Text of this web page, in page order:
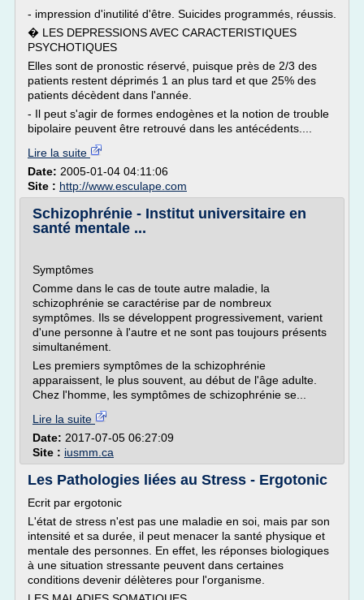
- impression d'inutilité d'être. Suicides programmés, réussis.
� LES DEPRESSIONS AVEC CARACTERISTIQUES
PSYCHOTIQUES
Elles sont de pronostic réservé, puisque près de 2/3 des
patients restent déprimés 1 an plus tard et que 25% des
patients décèdent dans l'année.
- Il peut s'agir de formes endogènes et la notion de trouble
bipolaire peuvent être retrouvé dans les antécédents....
Lire la suite
Date: 2005-01-04 04:11:06
Site : http://www.esculape.com
Schizophrénie - Institut universitaire en
santé mentale ...
Symptômes
Comme dans le cas de toute autre maladie, la
schizophrénie se caractérise par de nombreux
symptômes. Ils se développent progressivement, varient
d'une personne à l'autre et ne sont pas toujours présents
simultanément.
Les premiers symptômes de la schizophrénie
apparaissent, le plus souvent, au début de l'âge adulte.
Chez l'homme, les symptômes de schizophrénie se...
Lire la suite
Date: 2017-07-05 06:27:09
Site : iusmm.ca
Les Pathologies liées au Stress - Ergotonic
Ecrit par ergotonic
L'état de stress n'est pas une maladie en soi, mais par son
intensité et sa durée, il peut menacer la santé physique et
mentale des personnes. En effet, les réponses biologiques
à une situation stressante peuvent dans certaines
conditions devenir délèteres pour l'organisme.